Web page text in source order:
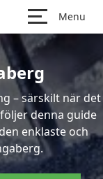
Menu
– särskilt när det
denna guide
enklaste och